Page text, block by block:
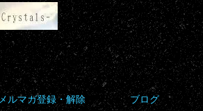
メルマガ登録・解除 ブログ